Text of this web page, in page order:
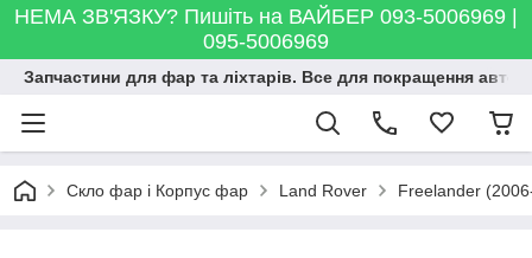
НЕМА ЗВ'ЯЗКУ? Пишіть на ВАЙБЕР 093-5006969 |
095-5006969
Запчастини для фар та ліхтарів. Все для покращення
Скло фар і Корпус фар Land Rover Freelander